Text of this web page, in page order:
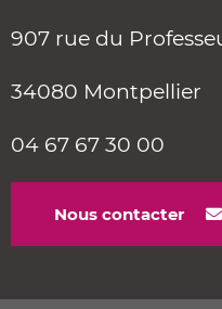
907 rue du
34080 Montpellier
04 67 67 30 00
Nous contacter